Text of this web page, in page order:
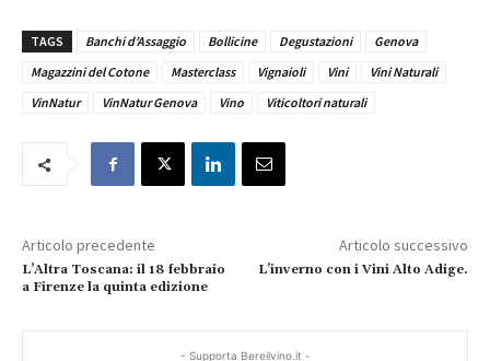
TAGS Banchi d’Assaggio Bollicine Degustazioni
Genova
Magazzini del Cotone
Masterclass Vignaioli Vini
Vini Naturali
VinNatur
VinNatur Genova Vino Viticoltori naturali
Articolo precedente
L’Altra Toscana: il 18 febbraio
a Firenze la quinta edizione
Articolo successivo
L’inverno con i Vini Alto Adige.
- Supporta Bereilvino.it -